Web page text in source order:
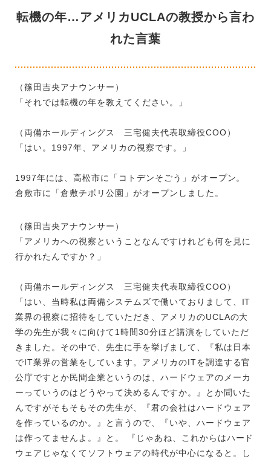
転機の年…アメリカUCLAの教授から言わ
れた言葉
（篠田吉央アナウンサー）
「それでは転機の年を教えてください。」
（両備ホールディングス 三宅健夫代表取締役COO）
「はい。1997年、アメリカの視察です。」
1997年には、高松市に「コトデンそごう」がオープン。
倉敷市に「倉敷チボリ公園」がオープンしました。
（篠田吉央アナウンサー）
「アメリカへの視察ということなんですけれども何を見に
行かれたんですか？」
（両備ホールディングス 三宅健夫代表取締役COO）
「はい、当時私は両備システムズで働いておりまして、 IT
業界の視察に招待をしていただき、アメリカのUCLAの大
学の先生が我々に向けて1時間30分ほど講演をしていただ
きました。その中で、先生に手を挙げまして、『私は日本
でIT業界の営業をしています。アメリカのITを調達する官
公庁ですとか民間企業というのは、ハードウェアのメーカ
ーっていうのはどうやって決めるんですか。』とか聞いた
んですがそもそもその先生が、『君の会社はハードウェア
を作っているのか。』と言うので、『いや、ハードウェア
は作ってませんよ。』と。 『じゃあね、これからはハード
ウェアじゃなくてソフトウェアの時代が中心になると。し